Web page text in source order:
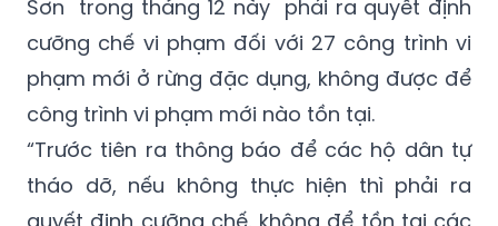
phạm mới ở rừng đặc dụng, không được để
công trình vi phạm mới nào tồn tại.
“Trước tiên ra thông báo để các hộ dân tự
tháo dỡ, nếu không thực hiện thì phải ra
quyết định cưỡng chế, không để tồn tại các
công trình vi phạm. Với các công trình vi